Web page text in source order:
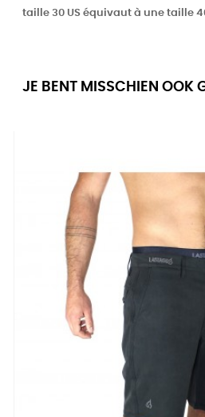
taille 30 US équivaut à une taille 40
JE BENT MISSCHIEN OOK